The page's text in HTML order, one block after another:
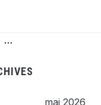
…
mai 2026